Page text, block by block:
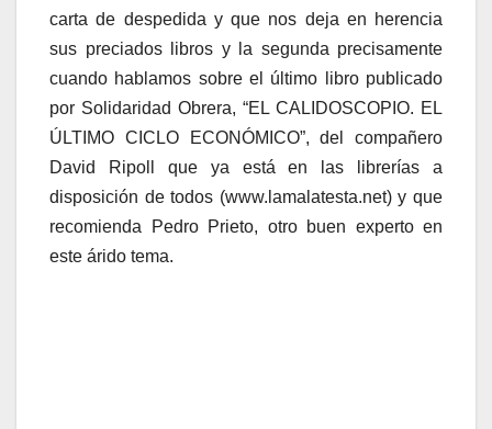
carta de despedida y que nos deja en herencia
sus preciados libros y la segunda precisamente
cuando hablamos sobre el último libro publicado
por Solidaridad Obrera, “EL CALIDOSCOPIO. EL
ÚLTIMO CICLO ECONÓMICO”, del compañero
David Ripoll que ya está en las librerías a
disposición de todos (www.lamalatesta.net) y que
recomienda Pedro Prieto, otro buen experto en
este árido tema.